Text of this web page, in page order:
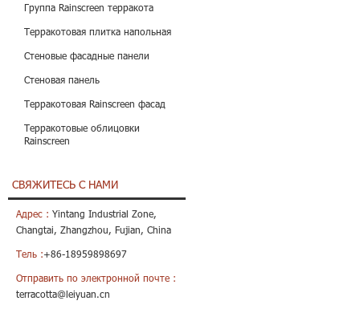
Группа Rainscreen терракота
Терракотовая плитка напольная
Стеновые фасадные панели
Стеновая панель
Терракотовая Rainscreen фасад
Терракотовые облицовки
Rainscreen
СВЯЖИТЕСЬ С НАМИ
Адрес : Yintang Industrial Zone,
Changtai, Zhangzhou, Fujian, China
Тель :+86-18959898697
Отправить по электронной почте :
terracotta@leiyuan.cn